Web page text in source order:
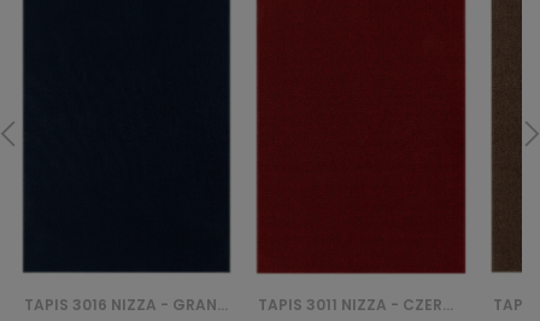
TAPIS 3016 NIZZA - GRANATOWY TAPIS 3011 NIZZA - CZERWONY